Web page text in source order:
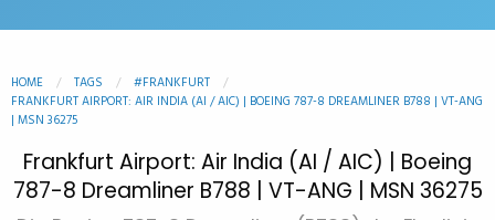
HOME TAGS
#FRANKFURT
FRANKFURT AIRPORT: AIR INDIA (AI / AIC) | BOEING 787-8 DREAMLINER B788 | VT-ANG
| MSN 36275
Frankfurt Airport: Air India (AI / AIC) | Boeing
787-8 Dreamliner B788 | VT-ANG | MSN 36275